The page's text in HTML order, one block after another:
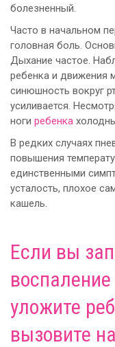
болезненный.
Часто в начальном
головная боль.
Дыхание частое.
ребенка и движения
синюшность вокруг
усиливается.
ноги ребенка
В редких случаях
повышения
единственными
усталость, плохое
кашель.
Если вы
воспаление
уложите
вызовите